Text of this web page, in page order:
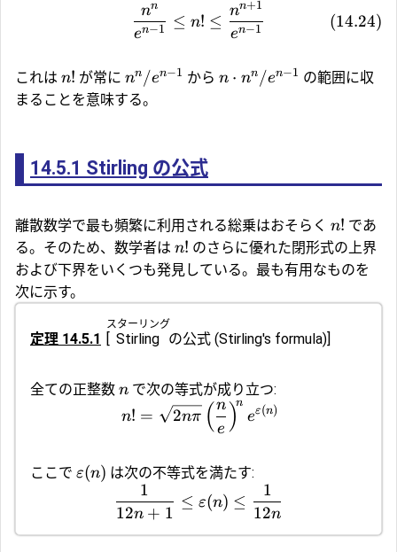
en−1
nn
≤ n! ≤
en−1
nn+1
(14.24)
これは n! が常に nn /en−1 から n ⋅ nn /en−1 の範囲に収
まることを意味する。
14.5.1 Stirling の公式
離散数学で最も頻繁に利用される総乗はおそらく n! であ
る。そのため、数学者は n! のさらに優れた閉形式の上界
および下界をいくつも発見している。最も有用なものを
次に示す。
定理 14.5.1 [ Stirling
スターリング
の公式(Stirling's formula)]
全ての正整数 n で次の等式が成り立つ:
n! = 2nπ ( e
n )n
eε(n)
ここで ε(n) は次の不等式を満たす:
12n + 1
1
≤ ε(n) ≤
12n
1